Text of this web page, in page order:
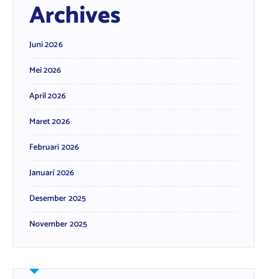
Archives
Juni 2026
Mei 2026
April 2026
Maret 2026
Februari 2026
Januari 2026
Desember 2025
November 2025